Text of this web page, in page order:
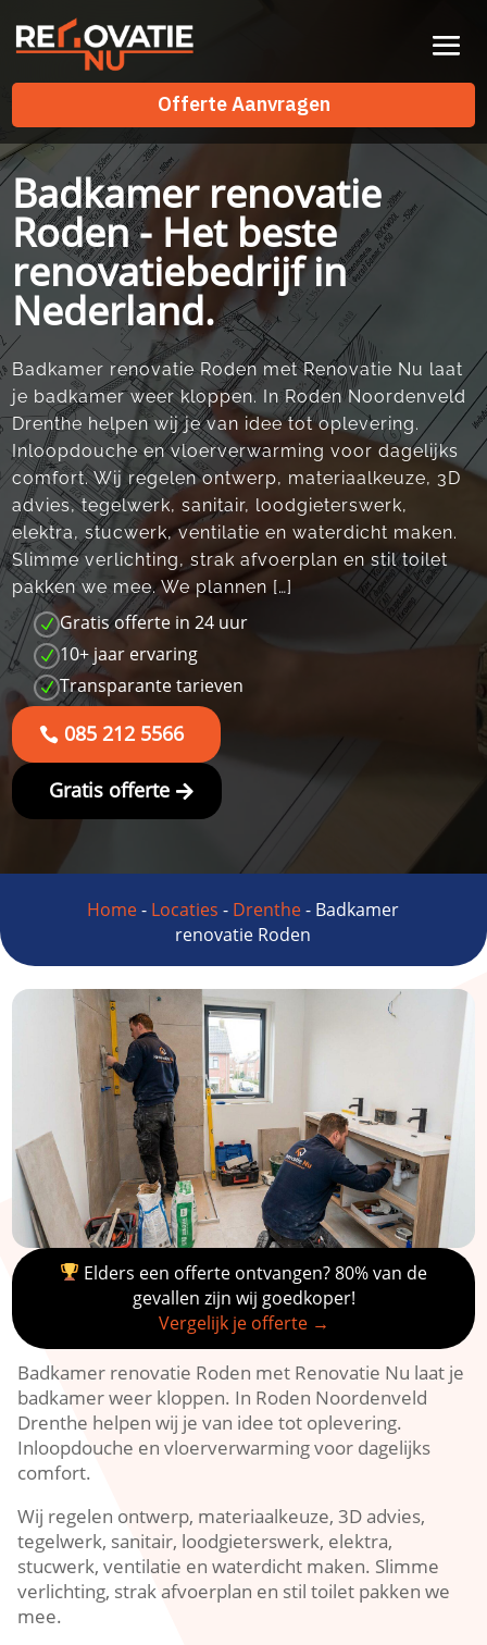
Offerte Aanvragen
Offerte Aanvragen
Badkamer renovatie
Roden - Het beste
renovatiebedrijf in
Nederland.
Badkamer renovatie Roden met Renovatie Nu laat
je badkamer weer kloppen. In Roden Noordenveld
Drenthe helpen wij je van idee tot oplevering.
Inloopdouche en vloerverwarming voor dagelijks
comfort. Wij regelen ontwerp, materiaalkeuze, 3D
advies, tegelwerk, sanitair, loodgieterswerk,
elektra, stucwerk, ventilatie en waterdicht maken.
Slimme verlichting, strak afvoerplan en stil toilet
pakken we mee. We plannen […]
N Gratis offerte in 24 uur
N 10+ jaar ervaring
N Transparante tarieven
085 212 5566
Gratis offerte
Home- Locaties - Drenthe- Badkamer
renovatie Roden
Elders een offerte ontvangen? 80% van de
gevallen zijn wij goedkoper!
Vergelijk je offerte →
Badkamer renovatie Roden met Renovatie Nu laat je
badkamer weer kloppen. In Roden Noordenveld
Drenthe helpen wij je van idee tot oplevering.
Inloopdouche en vloerverwarming voor dagelijks
comfort.
Wij regelen ontwerp, materiaalkeuze, 3D advies,
tegelwerk, sanitair, loodgieterswerk, elektra,
stucwerk, ventilatie en waterdicht maken. Slimme
verlichting, strak afvoerplan en stil toilet pakken we
mee.